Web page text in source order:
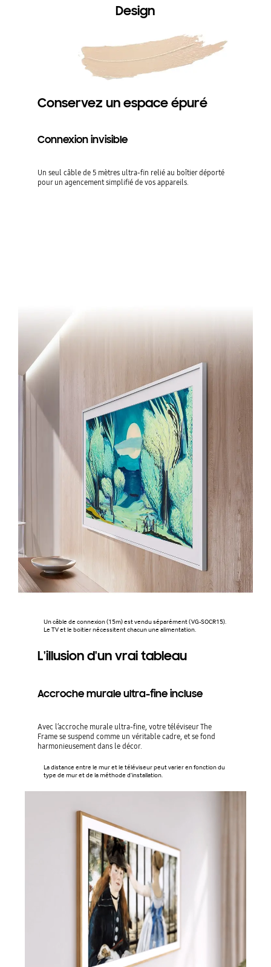
Design
Conservez un espace épuré
Connexion invisible
Un seul câble de 5 mètres ultra-fin relié au boîtier déporté
pour un agencement simplifié de vos appareils.
Un câble de connexion (15m) est vendu séparément (VG-SOCR15).
Le TV et le boitier nécessitent chacun une alimentation.
L'illusion d'un vrai tableau
Accroche murale ultra-fine incluse
Avec l’accroche murale ultra-fine, votre téléviseur The
Frame se suspend comme un véritable cadre, et se fond
harmonieusement dans le décor.
La distance entre le mur et le téléviseur peut varier en fonction du
type de mur et de la méthode d'installation.